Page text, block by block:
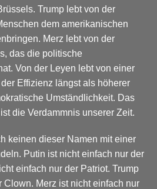
Trump lebt von der
dem amerikanischen
Merz lebt von der
das die politische
Von der Leyen lebt von einer
Effizienz längst als höherer
Umständlichkeit. Das
die Verdammnis unserer Zeit.
keinen dieser Namen mit einer
Putin ist nicht einfach nur der
einfach nur der Patriot. Trump
Clown. Merz ist nicht einfach nur